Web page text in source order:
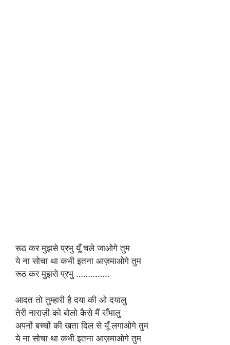
रूठ कर मुझसे प्रभु यूँ चले जाओगे तुम
ये ना सोचा था कभी इतना आज़माओगे तुम
रूठ कर मुझसे प्रभु …………..
आदत तो तुम्हारी है दया की ओ दयालु
तेरी नाराज़ी को बोलो कैसे मैं सँभालु
अपनों बच्चों की खता दिल से यूँ लगाओगे तुम
ये ना सोचा था कभी इतना आज़माओगे तुम